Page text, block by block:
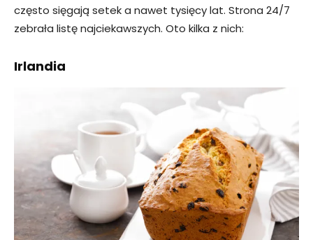
często sięgają setek a nawet tysięcy lat. Strona 24/7
zebrała listę najciekawszych. Oto kilka z nich:
Irlandia